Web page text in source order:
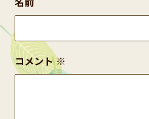
コメント※